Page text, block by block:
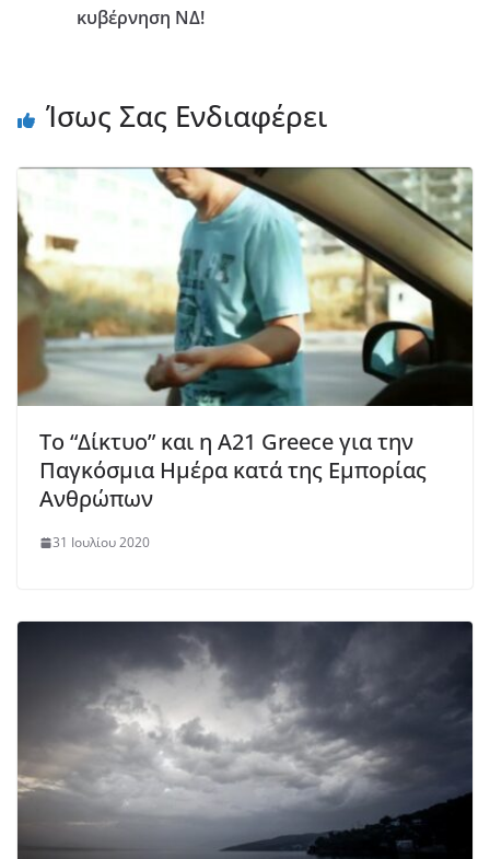
κυβέρνηση ΝΔ!
Ίσως Σας Ενδιαφέρει
Το “Δίκτυο” και η A21 Greece για την
Παγκόσμια Ημέρα κατά της Εμπορίας
Ανθρώπων
31 Ιουλίου 2020